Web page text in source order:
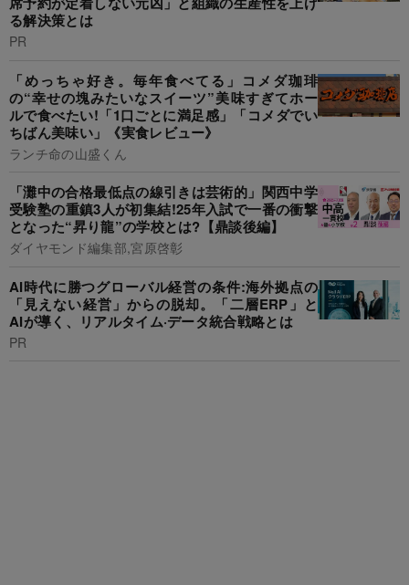
る解決策とは
PR
「めっちゃ好き。毎年食べてる」コメダ珈琲
の“幸せの塊みたいなスイーツ”美味すぎてホー
ルで食べたい!「1口ごとに満足感」「コメダでい
ちばん美味い」《実食レビュー》
ランチ命の山盛くん
「灘中の合格最低点の線引きは芸術的」関西中学
受験塾の重鎮3人が初集結!25年入試で一番の衝撃
となった“昇り龍”の学校とは?【鼎談後編】
ダイヤモンド編集部,宮原啓彰
AI時代に勝つグローバル経営の条件:海外拠点の
「見えない経営」からの脱却。「二層ERP」と
AIが導く、リアルタイム·データ統合戦略とは
PR